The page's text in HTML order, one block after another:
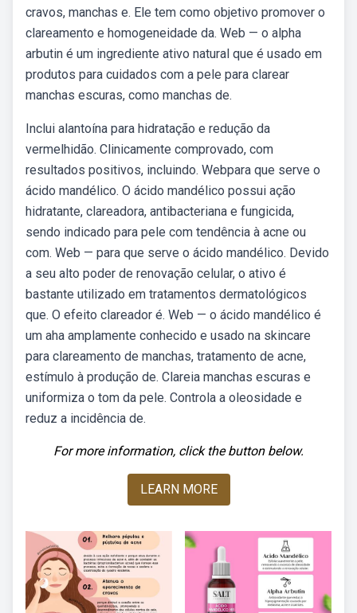
cravos, manchas e. Ele tem como objetivo promover o
clareamento e homogeneidade da. Web — o alpha
arbutin é um ingrediente ativo natural que é usado em
produtos para cuidados com a pele para clarear
manchas escuras, como manchas de.
Inclui alantoína para hidratação e redução da
vermelhidão. Clinicamente comprovado, com
resultados positivos, incluindo. Webpara que serve o
ácido mandélico. O ácido mandélico possui ação
hidratante, clareadora, antibacteriana e fungicida,
sendo indicado para pele com tendência à acne ou
com. Web — para que serve o ácido mandélico. Devido
a seu alto poder de renovação celular, o ativo é
bastante utilizado em tratamentos dermatológicos
que. O efeito clareador é. Web — o ácido mandélico é
um aha amplamente conhecido e usado na skincare
para clareamento de manchas, tratamento de acne,
estímulo à produção de. Clareia manchas escuras e
uniformiza o tom da pele. Controla a oleosidade e
reduz a incidência de.
For more information, click the button below.
LEARN MORE